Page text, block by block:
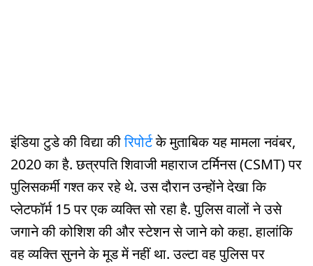
इंडिया टुडे की विद्या कीरिपोर्टके मुताबिक यह मामला नवंबर,
2020 का है. छत्रपति शिवाजी महाराज टर्मिनस (CSMT) पर
पुलिसकर्मी गश्त कर रहे थे. उस दौरान उन्होंने देखा कि
प्लेटफॉर्म 15 पर एक व्यक्ति सो रहा है. पुलिस वालों ने उसे
जगाने की कोशिश की और स्टेशन से जाने को कहा. हालांकि
वह व्यक्ति सुनने के मूड में नहीं था. उल्टा वह पुलिस पर